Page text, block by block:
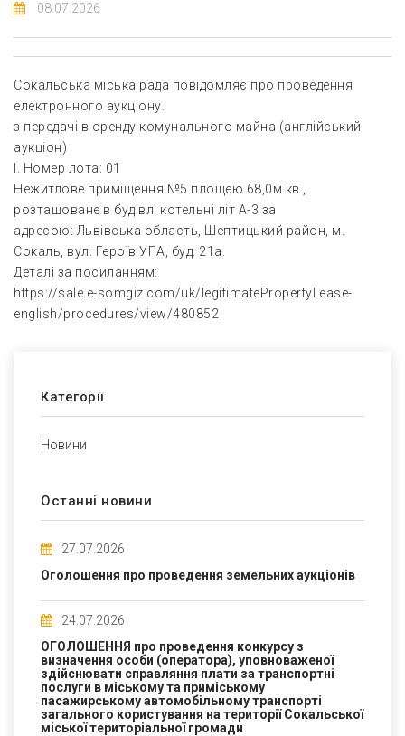
08.07.2026
Сокальська міська рада повідомляє про проведення
електронного аукціону.
з передачі в оренду комунального майна (англійський
аукціон)
І. Номер лота: 01
Нежитлове приміщення №5 площею 68,0м.кв.,
розташоване в будівлі котельні літ А-3 за
адресою: Львівська область, Шептицький район, м.
Сокаль, вул. Героїв УПА, буд. 21а.
Деталі за посиланням:
https://sale.e-somgiz.com/uk/legitimatePropertyLease-
english/procedures/view/480852
Категорії
Новини
Останні новини
27.07.2026
Оголошення про проведення земельних аукціонів
24.07.2026
ОГОЛОШЕННЯ про проведення конкурсу з
визначення особи (оператора), уповноваженої
здійснювати справляння плати за транспортні
послуги в міському та приміському
пасажирському автомобільному транспорті
загального користування на території Сокальської
міської територіальної громади